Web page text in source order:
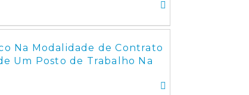
Na Modalidade de Contrato
Um Posto de Trabalho Na